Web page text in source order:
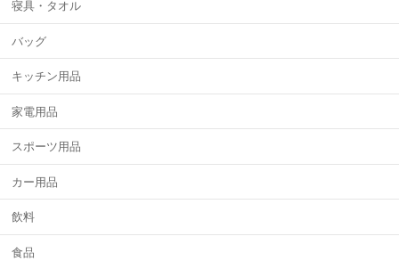
寝具・タオル
バッグ
キッチン用品
家電用品
スポーツ用品
カー用品
飲料
食品